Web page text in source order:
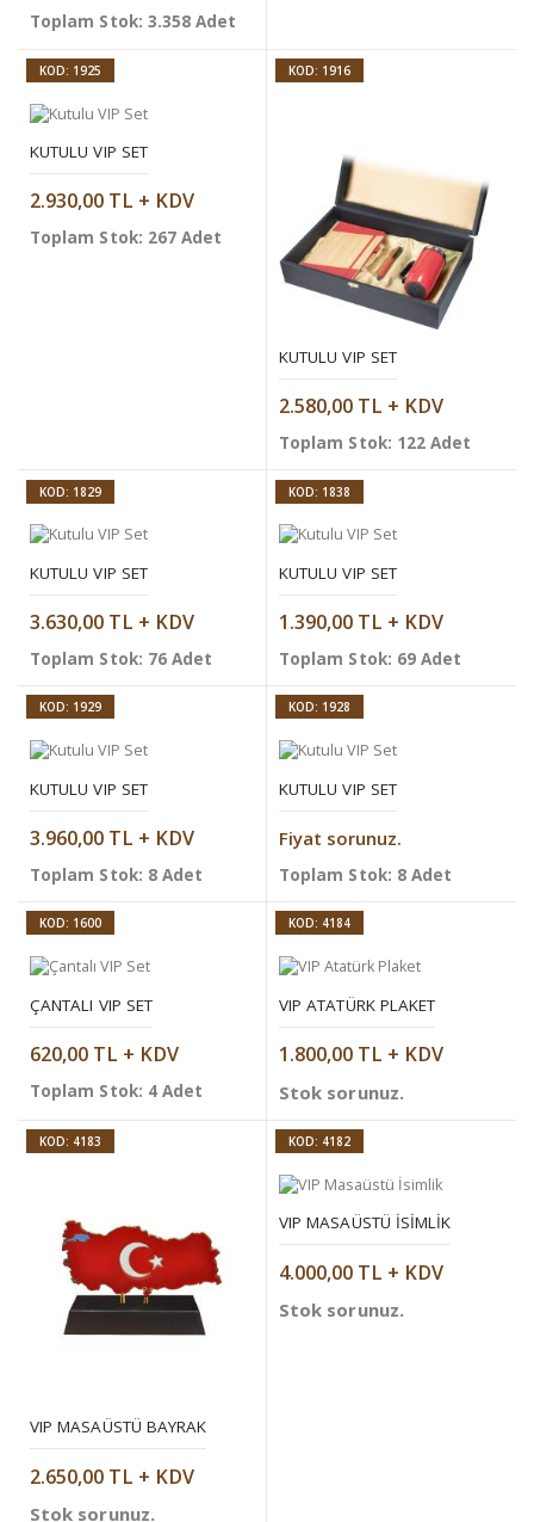
Toplam Stok: 3.358 Adet
KOD: 1925
KUTULU VIP SET
2.930,00 TL + KDV
Toplam Stok: 267 Adet
KOD: 1916
KUTULU VIP SET
2.580,00 TL + KDV
Toplam Stok: 122 Adet
KOD: 1829
KUTULU VIP SET
3.630,00 TL + KDV
Toplam Stok: 76 Adet
KOD: 1838
KUTULU VIP SET
1.390,00 TL + KDV
Toplam Stok: 69 Adet
KOD: 1929
KUTULU VIP SET
3.960,00 TL + KDV
Toplam Stok: 8 Adet
KOD: 1928
KUTULU VIP SET
Fiyat sorunuz.
Toplam Stok: 8 Adet
KOD: 1600
ÇANTALI VIP SET
620,00 TL + KDV
Toplam Stok: 4 Adet
KOD: 4184
VIP ATATÜRK PLAKET
1.800,00 TL + KDV
Stok sorunuz.
KOD: 4183
VIP MASAÜSTÜ BAYRAK
2.650,00 TL + KDV
Stok sorunuz.
KOD: 4182
VIP MASAÜSTÜ İSIMLIK
4.000,00 TL + KDV
Stok sorunuz.